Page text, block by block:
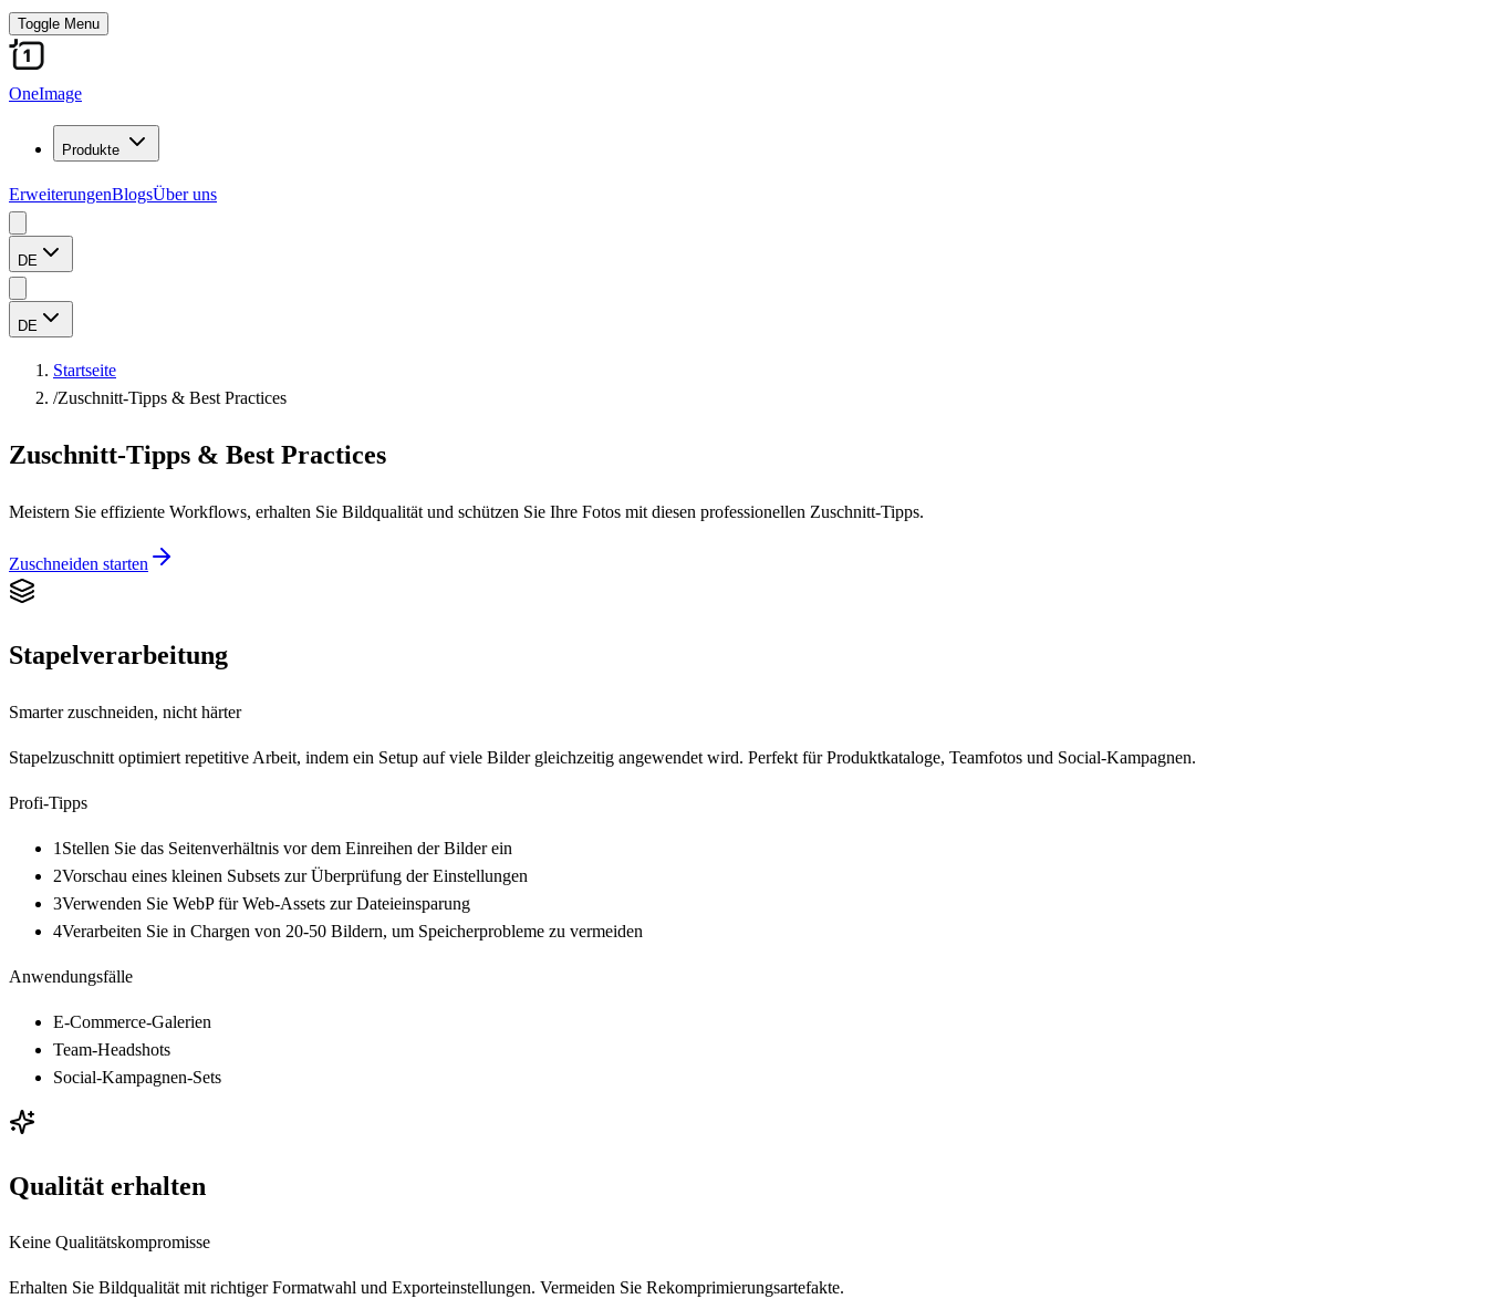
Toggle Menu
OneImage
Produkte
ErweiterungenBlogsÜber uns
DE
DE
Startseite
/Zuschnitt-Tipps & Best Practices
Zuschnitt-Tipps & Best Practices
Meistern Sie effiziente Workflows, erhalten Sie Bildqualität und schützen Sie Ihre Fotos mit diesen professionellen Zuschnitt-Tipps.
Zuschneiden starten
Stapelverarbeitung
Smarter zuschneiden, nicht härter
Stapelzuschnitt optimiert repetitive Arbeit, indem ein Setup auf viele Bilder gleichzeitig angewendet wird. Perfekt für Produktkataloge, Teamfotos und Social-Kampagnen.
Profi-Tipps
1 Stellen Sie das Seitenverhältnis vor dem Einreihen der Bilder ein
2Vorschau eines kleinen Subsets zur Überprüfung der Einstellungen
3Verwenden Sie WebP für Web-Assets zur Dateieinsparung
4Verarbeiten Sie in Chargen von 20-50 Bildern, um Speicherprobleme zu vermeiden
Anwendungsfälle
E-Commerce-Galerien
Team-Headshots
Social-Kampagnen-Sets
Qualität erhalten
Keine Qualitätskompromisse
Erhalten Sie Bildqualität mit richtiger Formatwahl und Exporteinstellungen. Vermeiden Sie Rekomprimierungsartefakte.